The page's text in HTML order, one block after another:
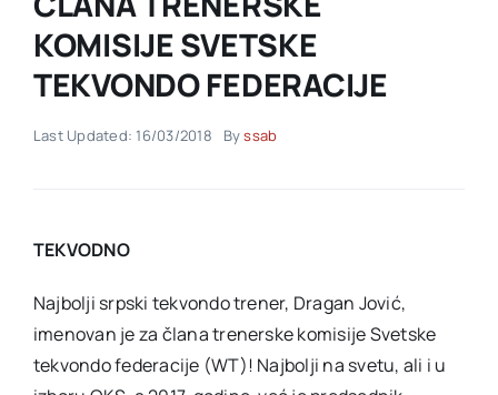
Akti SSAB
Kontakt
KOMISIJE SVETSKE
TEKVONDO FEDERACIJE
Last Updated: 16/03/2018 Byssab
TEKVODNO
Najbolji srpski tekvondo trener, Dragan Jović,
imenovan je za člana trenerske komisije Svetske
tekvondo federacije (WT)! Najbolji na svetu, ali i u